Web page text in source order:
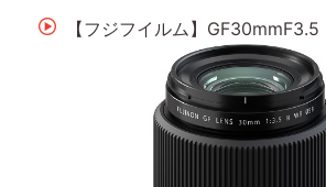
【フジフイルム】GF30mmF3.5